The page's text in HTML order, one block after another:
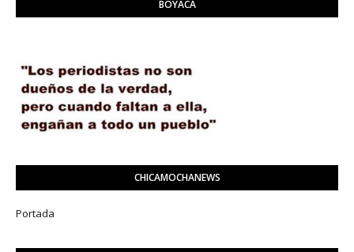
BOYACÁ
CHICAMOCHANEWS
Portada